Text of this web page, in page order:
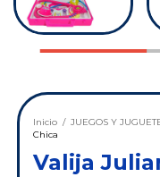
Inicio / JUEGOS Y
Chica
Valija